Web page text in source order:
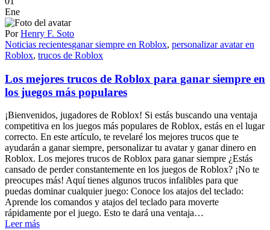
Ene
PorHenry F. Soto
Noticias recientesganar siempre en Roblox, personalizar avatar en
Roblox, trucos de Roblox
Los mejores trucos de Roblox para ganar siempre en
los juegos más populares
¡Bienvenidos, jugadores de Roblox! Si estás buscando una ventaja
competitiva en los juegos más populares de Roblox, estás en el lugar
correcto. En este artículo, te revelaré los mejores trucos que te
ayudarán a ganar siempre, personalizar tu avatar y ganar dinero en
Roblox. Los mejores trucos de Roblox para ganar siempre ¿Estás
cansado de perder constantemente en los juegos de Roblox? ¡No te
preocupes más! Aquí tienes algunos trucos infalibles para que
puedas dominar cualquier juego: Conoce los atajos del teclado:
Aprende los comandos y atajos del teclado para moverte
rápidamente por el juego. Esto te dará una ventaja…
Leer más